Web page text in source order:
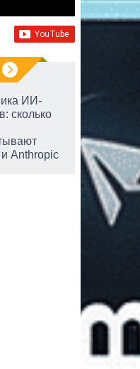
ИИ-
сколько
Anthropic